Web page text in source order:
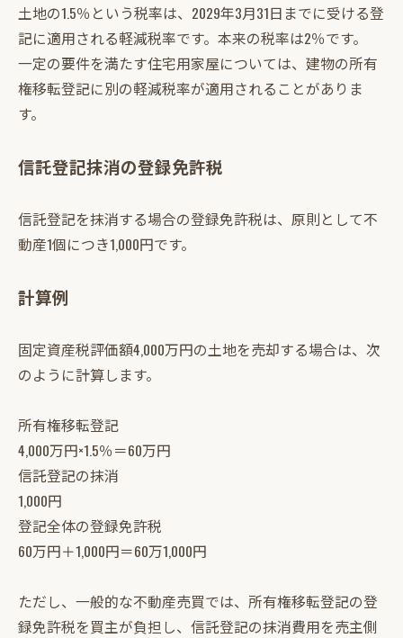
土地の1.5％という税率は、2029年3月31日までに受ける登
記に適用される軽減税率です。本来の税率は2％です。
一定の要件を満たす住宅用家屋については、建物の所有
権移転登記に別の軽減税率が適用されることがありま
す。
信託登記抹消の登録免許税
信託登記を抹消する場合の登録免許税は、原則として不
動産1個につき1,000円です。
計算例
固定資産税評価額4,000万円の土地を売却する場合は、次
のように計算します。
所有権移転登記
4,000万円×1.5％＝60万円
信託登記の抹消
1,000円
登記全体の登録免許税
60万円＋1,000円＝60万1,000円
ただし、一般的な不動産売買では、所有権移転登記の登
録免許税を買主が負担し、信託登記の抹消費用を売主側